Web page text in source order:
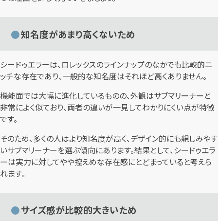
知名度があまり高くないため
シードゥエラーは、ロレックスのラインナップのなかでも比較的ニ
ッチな存在であり、一般的な知名度はそれほど高くありません。
機能面では大幅に進化しているものの、外観はサブマリーナーと
非常によく似ており、両者の違いが一見してわかりにくい点が特徴
です。
そのため、多くの人はより知名度が高く、デザイン的にも親しみやす
いサブマリーナーを選ぶ傾向にあります。結果として、シードゥエラ
ーは実力に対してやや控えめな存在感にとどまっていると考えら
れます。
サイズ感が比較的大きいため